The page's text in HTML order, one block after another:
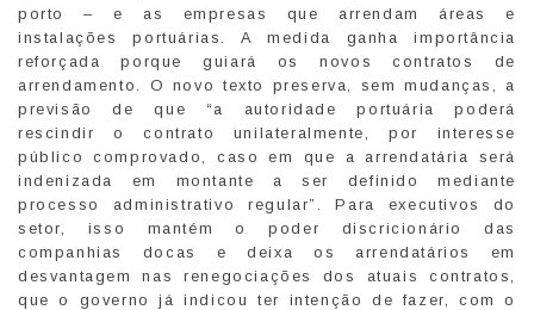
porto – e as empresas que arrendam áreas e
instalações portuárias. A medida ganha importância
reforçada porque guiará os novos contratos de
arrendamento. O novo texto preserva, sem mudanças, a
previsão de que “a autoridade portuária poderá
rescindir o contrato unilateralmente, por interesse
público comprovado, caso em que a arrendatária será
indenizada em montante a ser definido mediante
processo administrativo regular”. Para executivos do
setor, isso mantém o poder discricionário das
companhias docas e deixa os arrendatários em
desvantagem nas renegociações dos atuais contratos,
que o governo já indicou ter intenção de fazer, com o